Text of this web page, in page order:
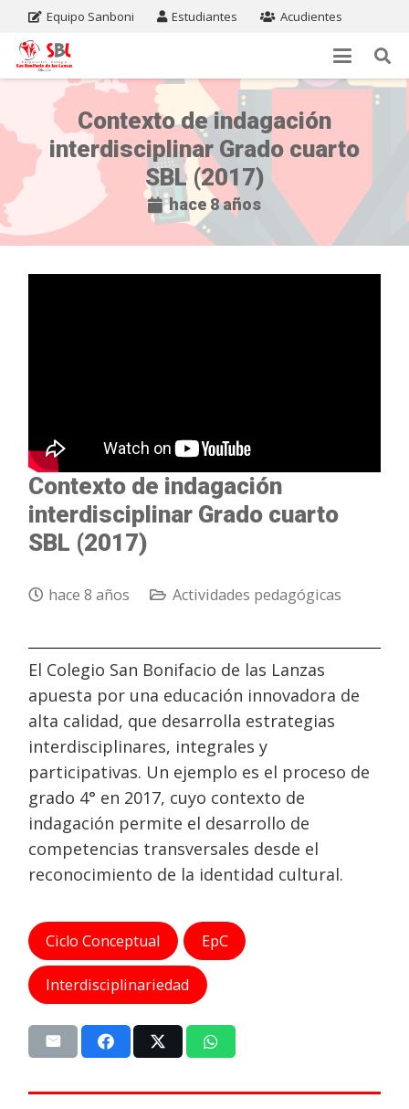
Equipo Sanboni Estudiantes Acudientes
Contexto de indagación
interdisciplinar Grado cuarto
SBL (2017)
hace 8 años
Contexto de indagación
interdisciplinar Grado cuarto
SBL (2017)
hace 8 años Actividades pedagógicas
El Colegio San Bonifacio de las Lanzas
apuesta por una educación innovadora de
alta calidad, que desarrolla estrategias
interdisciplinares, integrales y
participativas. Un ejemplo es el proceso de
grado 4° en 2017, cuyo contexto de
indagación permite el desarrollo de
competencias transversales desde el
reconocimiento de la identidad cultural.
Ciclo Conceptual EpC
Interdisciplinariedad